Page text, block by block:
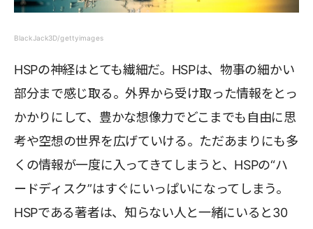
BlackJack3D/gettyimages
HSPの神経はとても繊細だ。HSPは、物事の細かい
部分まで感じ取る。外界から受け取った情報をとっ
かかりにして、豊かな想像力でどこまでも自由に思
考や空想の世界を広げていける。ただあまりにも多
くの情報が一度に入ってきてしまうと、HSPの“ハ
ードディスク”はすぐにいっぱいになってしまう。
HSPである著者は、知らない人と一緒にいると30